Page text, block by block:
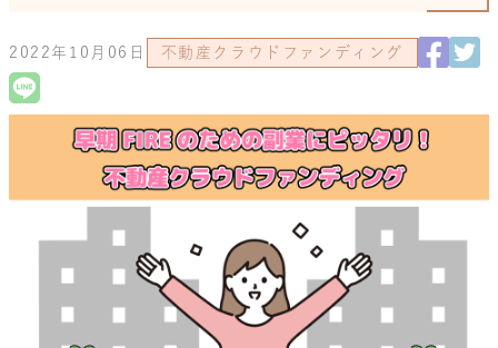
2022年10月06日 不動産クラウドファンディング